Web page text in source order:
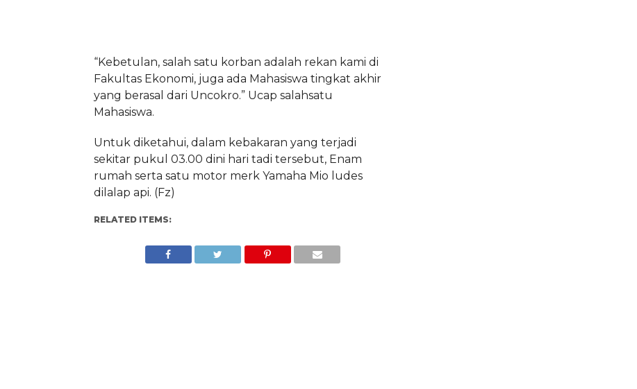
“Kebetulan, salah satu korban adalah rekan kami di
Fakultas Ekonomi, juga ada Mahasiswa tingkat akhir
yang berasal dari Uncokro.” Ucap salahsatu
Mahasiswa.
Untuk diketahui, dalam kebakaran yang terjadi
sekitar pukul 03.00 dini hari tadi tersebut, Enam
rumah serta satu motor merk Yamaha Mio ludes
dilalap api. (Fz)
RELATED ITEMS: